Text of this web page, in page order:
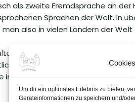
Um dir ein optimales Erlebnis zu bieten,
Geräteinformationen zu speichern und/
als zweite Fremdsprache an
Sprachen der Welt. In
also in vielen Ländern der Welt
Vielfalt der
und politischen Themen.
zahlreiche Berufsfelder – von